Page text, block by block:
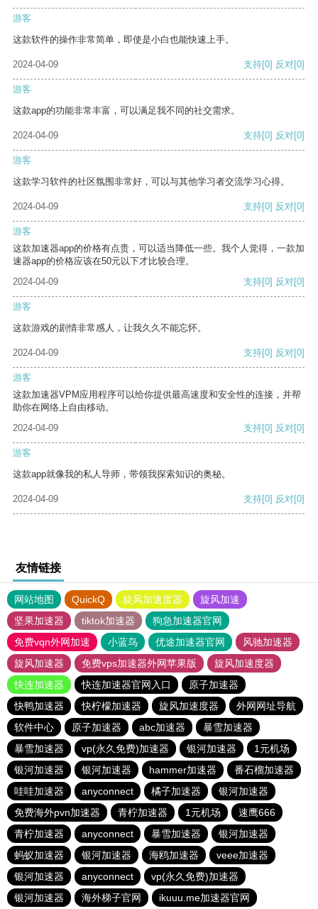
游客
这款软件的操作非常简单，即使是小白也能快速上手。
2024-04-09 支持[0] 反对[0]
游客
这款app的功能非常丰富，可以满足我不同的社交需求。
2024-04-09 支持[0] 反对[0]
游客
这款学习软件的社区氛围非常好，可以与其他学习者交流学习心得。
2024-04-09 支持[0] 反对[0]
游客
这款加速器app的价格有点贵，可以适当降低一些。我个人觉得，一款加
速器app的价格应该在50元以下才比较合理。
2024-04-09
支持[0] 反对[0]
游客
这款游戏的剧情非常感人，让我久久不能忘怀。
2024-04-09 支持[0] 反对[0]
游客
这款加速器VPM应用程序可以给你提供最高速度和安全性的连接，并帮
助你在网络上自由移动。
2024-04-09
支持[0] 反对[0]
游客
这款app就像我的私人导师，带领我探索知识的奥秘。
2024-04-09 支持[0] 反对[0]
友情链接
网站地图 QuickQ 旋风加速度器
旋风加速
坚果加速器
tiktok加速器
狗急加速器官网
免费vqn外网加速
小蓝鸟 优途加速器官网
风驰加速器
旋风加速器
免费vps加速器外网苹果版
旋风加速度器
快连加速器
快连加速器官网入口
原子加速器
快鸭加速器
快柠檬加速器 旋风加速度器
外网网址导航
软件中心
原子加速器 abc加速器
暴雪加速器
暴雪加速器
vp(永久免费)加速器 银河加速器
1元机场
银河加速器
银河加速器 hammer加速器
番石榴加速器
哇哇加速器
anyconnect 橘子加速器
银河加速器
免费海外pvn加速器
青柠加速器 1元机场
速鹰666
青柠加速器
anyconnect 暴雪加速器
银河加速器
蚂蚁加速器
银河加速器 海鸥加速器
veee加速器
银河加速器
anyconnect
vp(永久免费)加速器
银河加速器
海外梯子官网 ikuuu.me加速器官网